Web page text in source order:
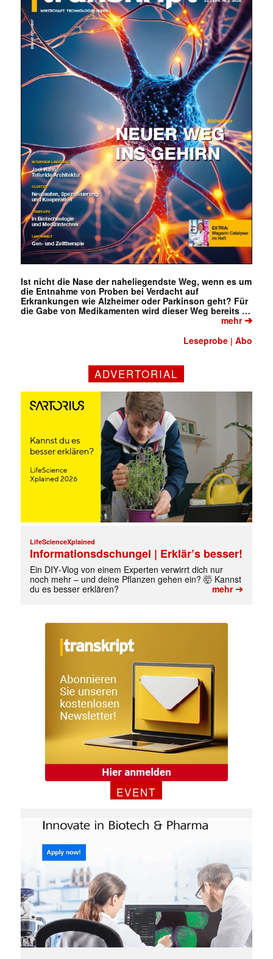
Ist nicht die Nase der naheliegendste Weg, wenn es um
die Entnahme von Proben bei Verdacht auf
Erkrankungen wie Alzheimer oder Parkinson geht? Für
die Gabe von Medikamenten wird dieser Weg bereits …
mehr➔
Leseprobe |Abo
ADVERTORIAL
LifeScienceXplained
Informationsdschungel | Erklär’s besser!
Ein DIY‑Vlog von einem Experten verwirrt dich nur
noch mehr – und deine Pflanzen gehen ein? 🤯 Kannst
du es besser erklären?
mehr➔
EVENT